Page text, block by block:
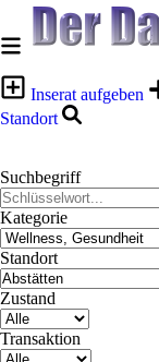
Inserat aufgeben
Standort
Suchbegriff
Kategorie
Standort
Zustand
Transaktion